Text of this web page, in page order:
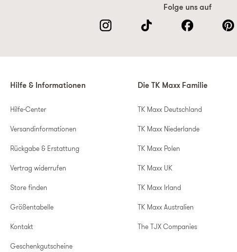
Folge uns auf
Hilfe & Informationen
Hilfe-Center
Versandinformationen
Rückgabe & Erstattung
Vertrag widerrufen
Store finden
Größentabelle
Kontakt
Geschenkgutscheine
Die TK Maxx Familie
TK Maxx Deutschland
TK Maxx Niederlande
TK Maxx Polen
TK Maxx UK
TK Maxx Irland
TK Maxx Australien
The TJX Companies